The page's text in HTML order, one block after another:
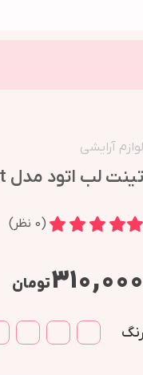
لوازم آرایشی
تینت لب اتود مدل Water Tint
(
0 نظر)
۳۱۰,۰۰۰تومان
رنگ